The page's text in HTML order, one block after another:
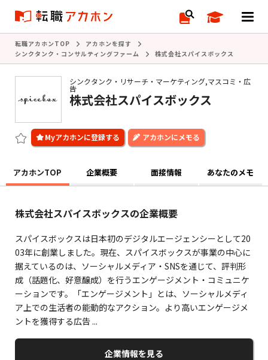
転職アカホンTOP
アカホンを探す
シンクタンク・コンサルティングファーム
株式会社スパイスボックス
シンクタンク・リサーチ・マーケティング,マスコミ・広
告
株式会社スパイスボックス
アカホンにメモる
アカホンTOP 企業概要 面接情報 あなたのメモ
株式会社スパイスボックスの企業概要
スパイスボックスは日本初のデジタルエージェンシーとして20
03年に創業しました。現在、スパイスボックスが事業の中心に
据えているのは、ソーシャルメディア・SNSを通じて、評判形
成（話題化、好意醸成）を行うエンゲージメント・コミュニケ
ーションです。「エンゲージメント」とは、ソーシャルメディ
ア上での生活者の能動的なアクション。より高いエンゲージメ
ントを獲得する広告 ...
企業情報を見る